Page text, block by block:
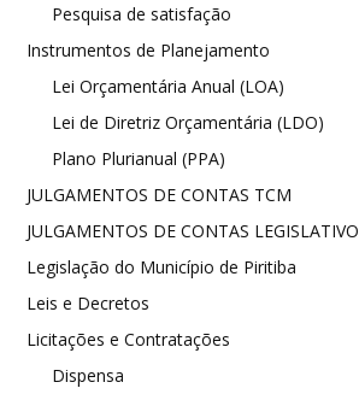
Pesquisa de satisfação
Instrumentos de Planejamento
Lei Orçamentária Anual (LOA)
Lei de Diretriz Orçamentária (LDO)
Plano Plurianual (PPA)
JULGAMENTOS DE CONTAS TCM
JULGAMENTOS DE CONTAS LEGISLATIVO
Legislação do Município de Piritiba
Leis e Decretos
Licitações e Contratações
Dispensa